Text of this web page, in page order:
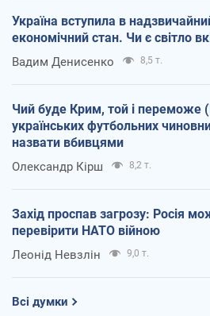
Україна вступила в
економічний стан. Чи є світло
Вадим Денисенко 8,5 т.
Чий буде Крим, той і переможе
українських футбольних
назвати вбивцями
Олександр Кірш 8,2 т.
Захід проспав загрозу: Росія
перевірити НАТО війною
Леонід Невзлін 9,0 т.
Всі думки